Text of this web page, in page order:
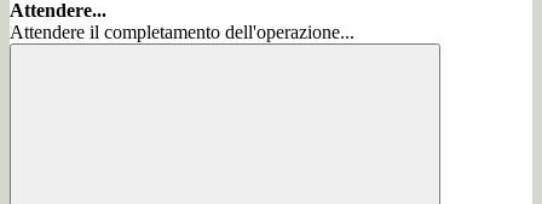
Attendere...
Attendere il completamento dell'operazione...